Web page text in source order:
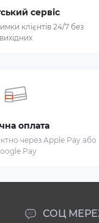
сервіс
клієнтів 24/7 без
вихідних
оплата
через Apple Pay або
Pay
СОЦ